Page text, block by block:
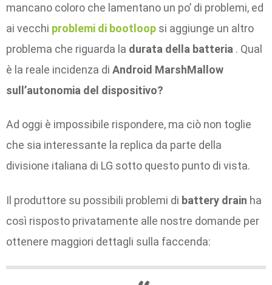
mancano coloro che lamentano un po’ di problemi, ed
ai vecchi problemi di bootloop si aggiunge un altro
problema che riguarda la durata della batteria . Qual
è la reale incidenza di Android MarshMallow
sull’autonomia del dispositivo?
Ad oggi è impossibile rispondere, ma ciò non toglie
che sia interessante la replica da parte della
divisione italiana di LG sotto questo punto di vista.
Il produttore su possibili problemi di battery drain ha
così risposto privatamente alle nostre domande per
ottenere maggiori dettagli sulla faccenda: